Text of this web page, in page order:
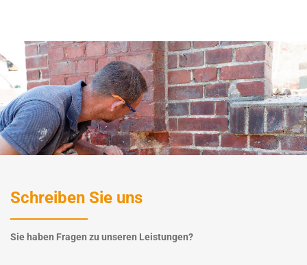
Schreiben Sie uns
Sie haben Fragen zu unseren Leistungen?